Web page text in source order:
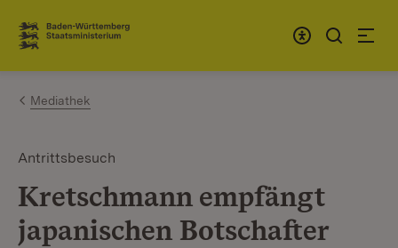
Zum Inhalt springen
Link zur Startseite
Mediathek
Antrittsbesuch
Kretschmann empfängt
japanischen Botschafter